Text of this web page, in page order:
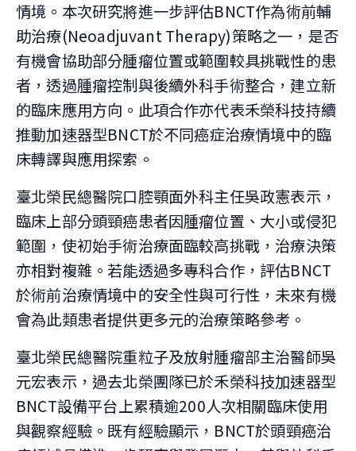
情境。本次研究將進一步評估BNCT作為術前輔
助治療(Neoadjuvant Therapy)策略之一，是否
有機會協助部分腫瘤位置或範圍較具挑戰性的患
者，透過腫瘤控制與後續外科手術整合，建立新
的臨床應用方向。此項合作亦代表禾榮科技持續
推動加速器型BNCT於不同癌症治療情境中的臨
床轉譯與應用探索。
臺北榮民總醫院口腔顎面外科主任吳政憲表示，
臨床上部分頭頸癌患者因腫瘤位置、大小或侵犯
範圍，使初始手術治療面臨較高挑戰，治療決策
亦相對複雜。若能透過多專科合作，評估BNCT
於術前治療情境中的安全性與可行性，未來有機
會為此類患者提供更多元的治療策略參考。
臺北榮民總醫院重粒子及放射腫瘤部主治醫師吳
元宏表示，過去北榮團隊已於禾榮科技加速器型
BNCT設備平台上累積逾200人次相關臨床使用
與觀察經驗。既有經驗顯示，BNCT於頭頸癌治